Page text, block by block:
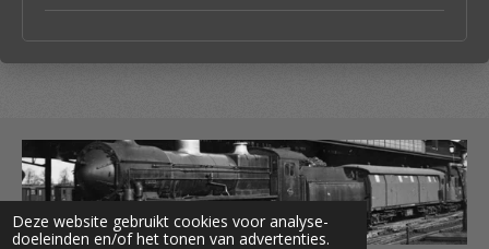
Deze website gebruikt cookies voor analyse-
doeleinden en/of het tonen van advertenties.